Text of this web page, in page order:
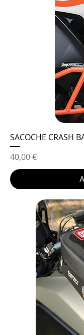
SACOCHE CRASH
Prix
40,00 €